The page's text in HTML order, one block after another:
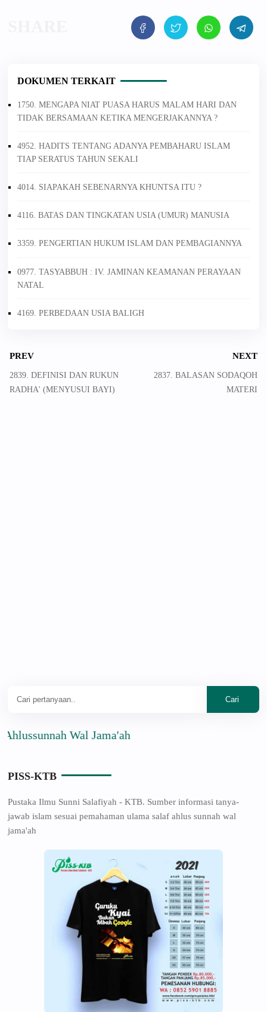
DOKUMEN TERKAIT
1750. MENGAPA NIAT PUASA HARUS MALAM HARI DAN
TIDAK BERSAMAAN KETIKA MENGERJAKANNYA ?
4952. HADITS TENTANG ADANYA PEMBAHARU ISLAM
TIAP SERATUS TAHUN SEKALI
4014. SIAPAKAH SEBENARNYA KHUNTSA ITU ?
4116. BATAS DAN TINGKATAN USIA (UMUR) MANUSIA
3359. PENGERTIAN HUKUM ISLAM DAN PEMBAGIANNYA
0977. TASYABBUH : IV. JAMINAN KEAMANAN PERAYAAN
NATAL
4169. PERBEDAAN USIA BALIGH
PREV
2839. DEFINISI DAN RUKUN
RADHA' (MENYUSUI BAYI)
NEXT
2837. BALASAN SODAQOH
MATERI
Wal Jama'ah
PISS-KTB
Pustaka Ilmu Sunni Salafiyah - KTB. Sumber informasi tanya-
jawab islam sesuai pemahaman ulama salaf ahlus sunnah wal
jama'ah